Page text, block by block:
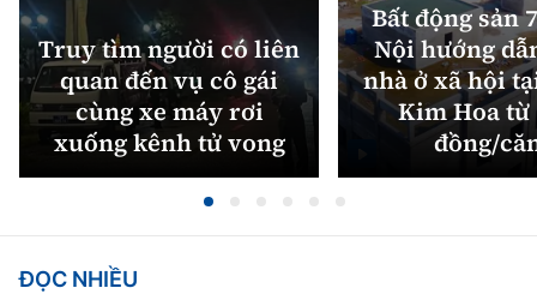
Truy tìm người có liên
quan đến vụ cô gái
cùng xe máy rơi
xuống kênh tử vong
Bất động sản
Nội hướng
nhà ở xã hội
Kim Hoa từ
đồng/
ĐỌC NHIỀU